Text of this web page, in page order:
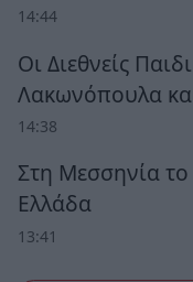
14:44
Οι Διεθνείς
Λακωνόπουλα
14:38
Στη Μεσσηνία
Ελλάδα
13:41